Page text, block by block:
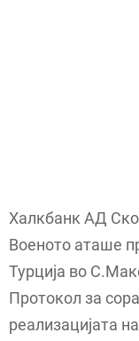
Халкбанк АД
Военото аташе
Турција во
Протокол за
реализацијата